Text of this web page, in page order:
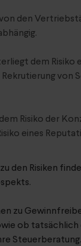
den
dem Risiko
von
Risiko der
eines
den Risiken
zu
ob